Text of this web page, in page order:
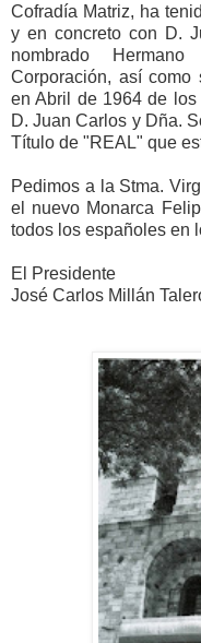
Cofradía Matriz, ha
y en concreto con D.
nombrado
Corporación, así
en Abril de 1964 de
D. Juan Carlos y Dña.
Título de "REAL" que
Pedimos a la Stma.
el nuevo Monarca
todos los españoles en
El Presidente
José Carlos Millán